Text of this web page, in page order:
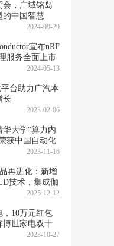
会，广域铭岛
的中国智慧
2024-09-29
宣布nRF
服务全面上市
2024-05-13
台助力广汽本
长
2023-02-06
华大学“算力内
获中国自动化
进步一等奖”
2023-11-16
再进化：新增
技术，集成伽
HAS服务2025-12-12
，10万元红包
博世家电双十
福利！2023-10-27